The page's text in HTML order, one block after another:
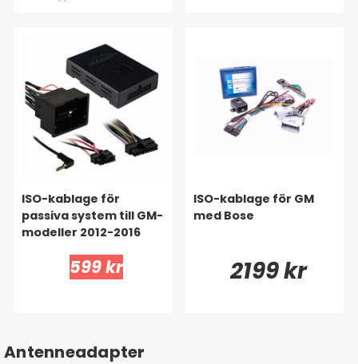
ISO-kablage för
passiva system till GM-
modeller 2012-2016
599 kr
ISO-kablage för GM
med Bose
2199 kr
Antenneadapter